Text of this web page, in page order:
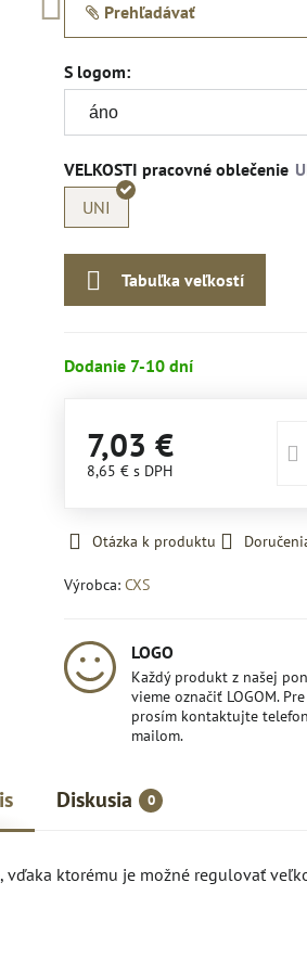
Prehľadávať
S logom:
VELKOSTI pracovné oblečenie
UNI
Tabuľka veľkostí
Dodanie 7-10 dní
7,03 €
8,65 € s DPH
Otázka k produktu
Výrobca: CXS
LOGO
Každý produkt z našej
vieme označiť LOGOM.
prosím kontaktujte
mailom.
Diskusia 0
vďaka ktorému je možné regulovať